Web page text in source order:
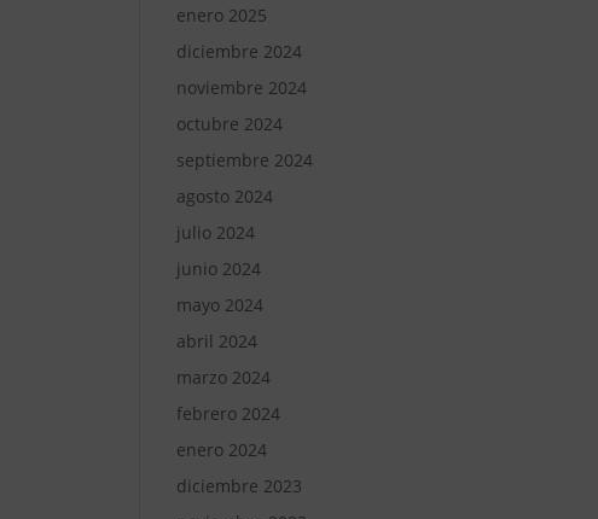
enero 2025
diciembre 2024
noviembre 2024
octubre 2024
septiembre 2024
agosto 2024
julio 2024
junio 2024
mayo 2024
abril 2024
marzo 2024
febrero 2024
enero 2024
diciembre 2023